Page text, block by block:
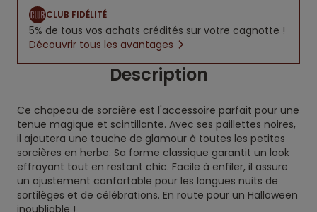
CLUB FIDÉLITÉ
5% de tous vos achats crédités sur votre cagnotte !
Découvrir tous les avantages
Description
Ce chapeau de sorcière est l'accessoire parfait pour une
tenue magique et scintillante. Avec ses paillettes noires,
il ajoutera une touche de glamour à toutes les petites
sorcières en herbe. Sa forme classique garantit un look
effrayant tout en restant chic. Facile à enfiler, il assure
un ajustement confortable pour les longues nuits de
sortilèges et de célébrations. En route pour un Halloween
inoubliable !